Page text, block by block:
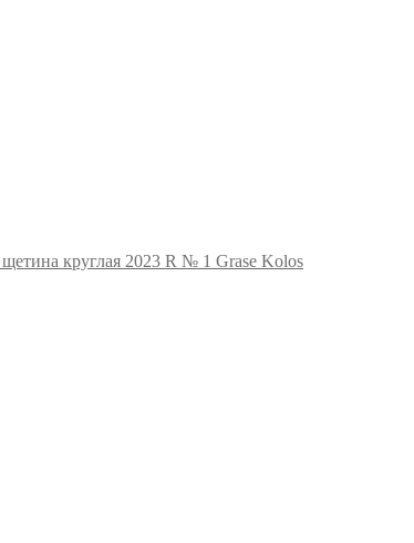
круглая 2023 R № 1 Grase Kolos